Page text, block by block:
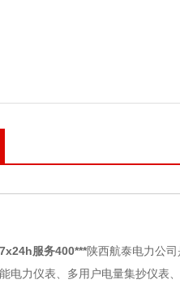
服务400***陕西航泰电力公司
电力仪表、多用户电量集抄仪表